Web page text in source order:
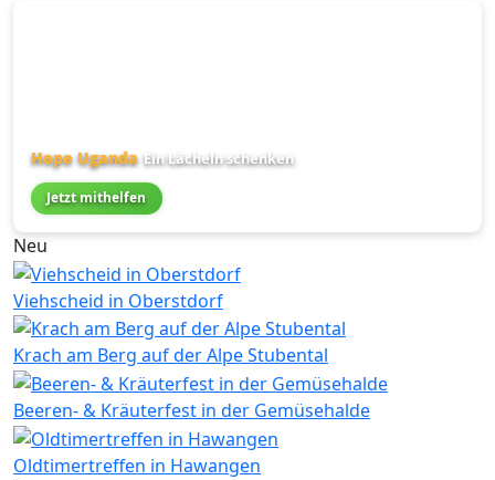
Hope Uganda Ein Lächeln schenken
Jetzt mithelfen
Neu
Viehscheid in Oberstdorf
Krach am Berg auf der Alpe Stubental
Beeren- & Kräuterfest in der Gemüsehalde
Oldtimertreffen in Hawangen